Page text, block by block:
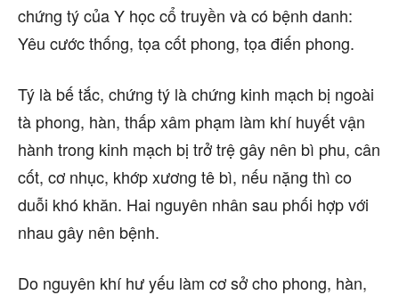
chứng tý của Y học cổ truyền và có bệnh danh:
Yêu cước thống, tọa cốt phong, tọa điến phong.
Tý là bế tắc, chứng tý là chứng kinh mạch bị ngoài
tà phong, hàn, thấp xâm phạm làm khí huyết vận
hành trong kinh mạch bị trở trệ gây nên bì phu, cân
cốt, cơ nhục, khớp xương tê bì, nếu nặng thì co
duỗi khó khăn. Hai nguyên nhân sau phối hợp với
nhau gây nên bệnh.
Do nguyên khí hư yếu làm cơ sở cho phong, hàn,